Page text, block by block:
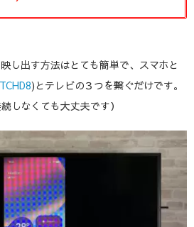
し出す方法はとても簡単で、スマホと
)とテレビの３つを繋ぐだけです。
しなくても大丈夫です）